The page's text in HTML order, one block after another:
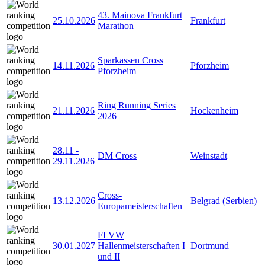
25.10.2026
43. Mainova Frankfurt
Marathon
Frankfurt
14.11.2026
Sparkassen Cross
Pforzheim
Pforzheim
21.11.2026
Ring Running Series
2026
Hockenheim
28.11 -
29.11.2026
DM Cross Weinstadt
13.12.2026
Cross-
Europameisterschaften
Belgrad (Serbien)
30.01.2027
FLVW
Hallenmeisterschaften I
und II
Dortmund